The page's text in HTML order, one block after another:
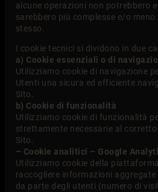
alcune operazioni non potrebbero
sarebbero più complesse e/o meno
stesso.
I cookie tecnici si dividono in due
a) Cookie essenziali o di
Utilizziamo cookie di navigazione
Utenti una sicura ed efficiente
Sito.
b) Cookie di funzionalità
Utilizziamo cookie di funzionalità
strettamente necessarie al
Sito.
– Cookie analitici – Google
Utilizziamo cookie della
raccogliere informazioni aggregate
da parte degli utenti (numero di